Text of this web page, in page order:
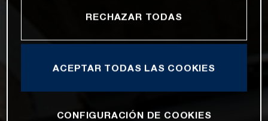
RECHAZAR TODAS
ACEPTAR TODAS LAS COOKIES
CONFIGURACIÓN DE COOKIES